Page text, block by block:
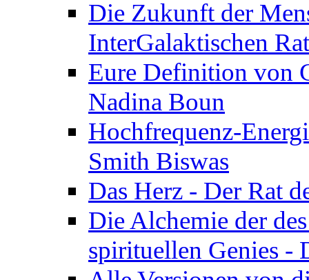
Die Zukunft der
InterGalaktischen
Eure Definition von
Nadina Boun
Hochfrequenz-
Smith Biswas
Das Herz - Der Rat
Die Alchemie der
spirituellen Genies -